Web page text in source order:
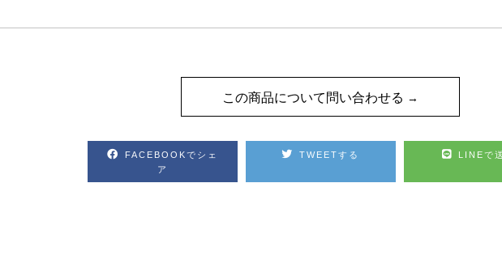
この商品について問い合わせる
FACEBOOKでシェ
ア
TWEETする LINEで